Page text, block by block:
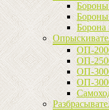
ОП-
ОП-
ОП-
ОП-